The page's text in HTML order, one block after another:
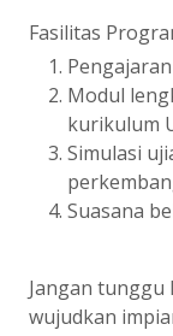
Fasilitas
Modul
kurikulum
Simulasi
Suasana
Jangan tunggu
wujudkan